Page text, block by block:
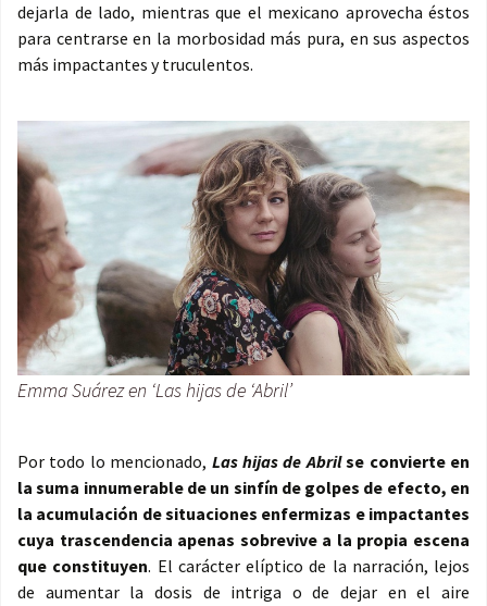
dejarla de lado, mientras que el mexicano aprovecha éstos
para centrarse en la morbosidad más pura, en sus aspectos
más impactantes y truculentos.
Emma Suárez en ‘Las hijas de ‘Abril’
Por todo lo mencionado, Las hijas de Abrilse convierte en
la suma innumerable de un sinfín de golpes de efecto, en
la acumulación de situaciones enfermizas e impactantes
cuya trascendencia apenas sobrevive a la propia escena
que constituyen. El carácter elíptico de la narración, lejos
de aumentar la dosis de intriga o de dejar en el aire